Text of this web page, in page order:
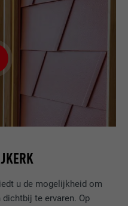
u de mogelijkheid om
te ervaren. Op